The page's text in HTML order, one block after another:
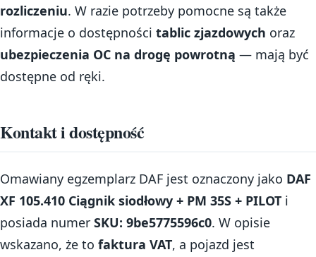
rozliczeniu. W razie potrzeby pomocne są także
informacje o dostępności tablic zjazdowych oraz
ubezpieczenia OC na drogę powrotną — mają być
dostępne od ręki.
Kontakt i dostępność
Omawiany egzemplarz DAF jest oznaczony jako DAF
XF 105.410 Ciągnik siodłowy + PM 35S + PILOT i
posiada numer SKU: 9be5775596c0. W opisie
wskazano, że to faktura VAT, a pojazd jest